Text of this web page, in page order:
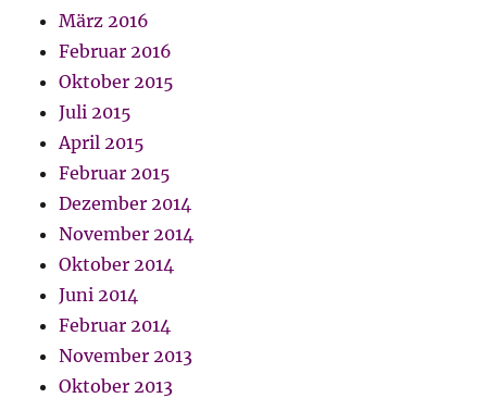
März 2016
Februar 2016
Oktober 2015
Juli 2015
April 2015
Februar 2015
Dezember 2014
November 2014
Oktober 2014
Juni 2014
Februar 2014
November 2013
Oktober 2013